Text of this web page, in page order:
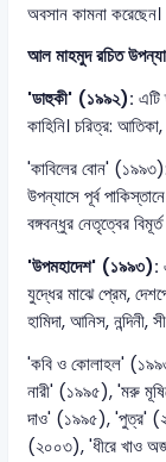
অবসান কামনা করেছেন।
আল মাহমুদ রচিত
'ডাহুকী' (১৯৯২):
কাহিনি। চরিত্র:
'কাবিলের বোন'
উপন্যাসে পূর্ব
বঙ্গবন্ধুর নেতৃত্বের
'উপমহাদেশ' (১৯৯৩):
যুদ্ধের মাঝে প্রেম,
হামিদা, আনিস, নন্দিনী,
'কবি ও কোলাহল'
নারী' (১৯৯৫), 'মরু
দাও' (১৯৯৫), 'পুত্র'
(২০০৩), 'ধীরে খাও